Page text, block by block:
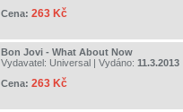
Cena: 263 Kč
Bon Jovi - What About Now
Vydavatel: Universal | Vydáno: 11.3.2013
Cena: 263 Kč